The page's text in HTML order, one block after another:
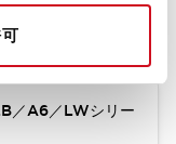
／A6／LWシリー